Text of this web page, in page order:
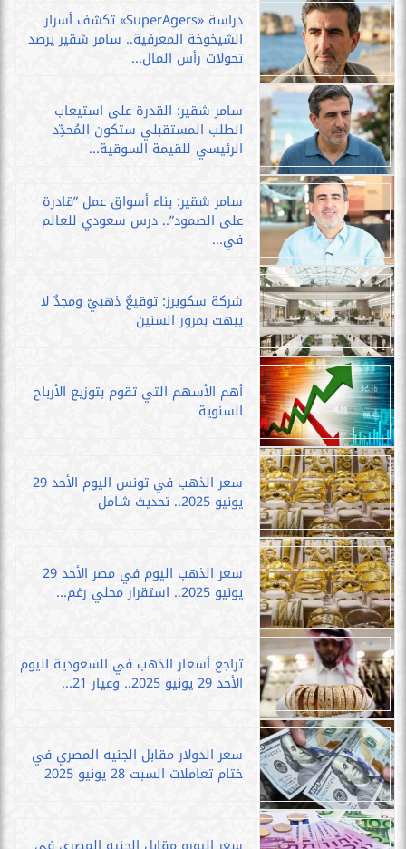
دراسة «SuperAgers» تكشف أسرار
الشيخوخة المعرفية.. سامر شقير يرصد
تحولات رأس المال...
سامر شقير: القدرة على استيعاب
الطلب المستقبلي ستكون المُحدِّد
الرئيسي للقيمة السوقية...
سامر شقير: بناء أسواق عمل ”قادرة
على الصمود”.. درس سعودي للعالم
في...
شركة سكويرز: توقيعٌ ذهبيّ ومجدٌ لا
يبهت بمرور السنين
أهم الأسهم التي تقوم بتوزيع الأرباح
السنوية
سعر الذهب في تونس اليوم الأحد 29
يونيو 2025.. تحديث شامل
سعر الذهب اليوم في مصر الأحد 29
يونيو 2025.. استقرار محلي رغم...
تراجع أسعار الذهب في السعودية اليوم
الأحد 29 يونيو 2025.. وعيار 21...
سعر الدولار مقابل الجنيه المصري في
ختام تعاملات السبت 28 يونيو 2025